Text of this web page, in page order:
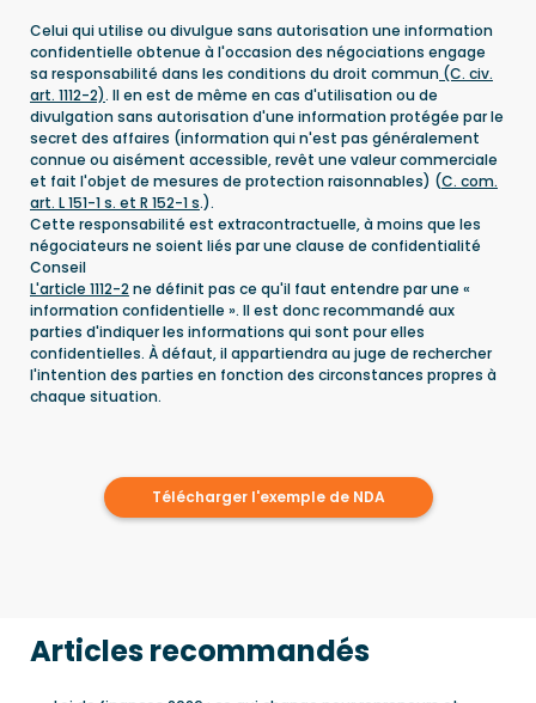
Celui qui utilise ou divulgue sans autorisation une information
confidentielle obtenue à l'occasion des négociations engage
sa responsabilité dans les conditions du droit commun (C. civ.
art. 1112-2). Il en est de même en cas d'utilisation ou de
divulgation sans autorisation d'une information protégée par le
secret des affaires (information qui n'est pas généralement
connue ou aisément accessible, revêt une valeur commerciale
et fait l'objet de mesures de protection raisonnables) (C. com.
art. L 151-1 s. et R 152-1 s.).
Cette responsabilité est extracontractuelle, à moins que les
négociateurs ne soient liés par une clause de confidentialité
Conseil
L'article 1112-2ne définit pas ce qu'il faut entendre par une «
information confidentielle ». Il est donc recommandé aux
parties d'indiquer les informations qui sont pour elles
confidentielles. À défaut, il appartiendra au juge de rechercher
l'intention des parties en fonction des circonstances propres à
chaque situation.
Télécharger l'exemple de NDA
Articles recommandés